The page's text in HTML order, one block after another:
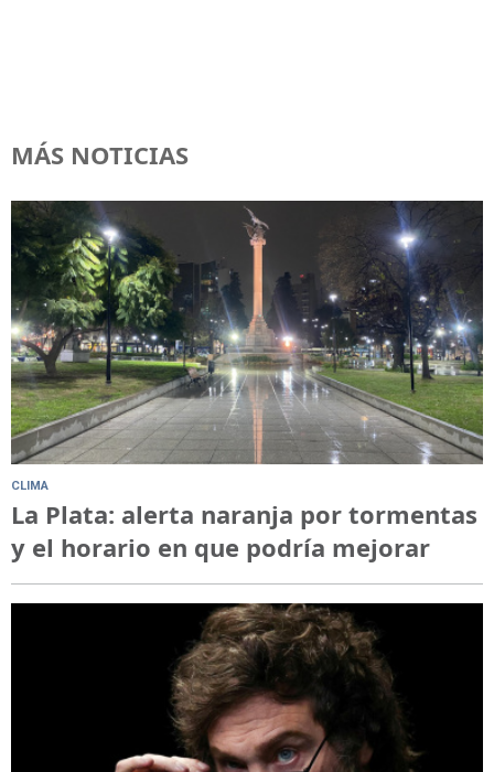
MÁS NOTICIAS
CLIMA
La Plata: alerta naranja por tormentas
y el horario en que podría mejorar